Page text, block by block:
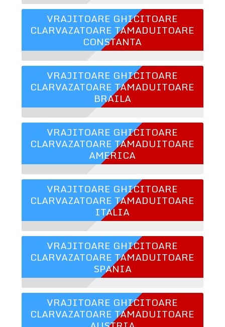
VRAJITOARE GHICITOARE
CLARVAZATOARE TAMADUITOARE
CONSTANTA
VRAJITOARE GHICITOARE
CLARVAZATOARE TAMADUITOARE
BRAILA
VRAJITOARE GHICITOARE
CLARVAZATOARE TAMADUITOARE
AMERICA
VRAJITOARE GHICITOARE
CLARVAZATOARE TAMADUITOARE
ITALIA
VRAJITOARE GHICITOARE
CLARVAZATOARE TAMADUITOARE
SPANIA
VRAJITOARE GHICITOARE
CLARVAZATOARE TAMADUITOARE